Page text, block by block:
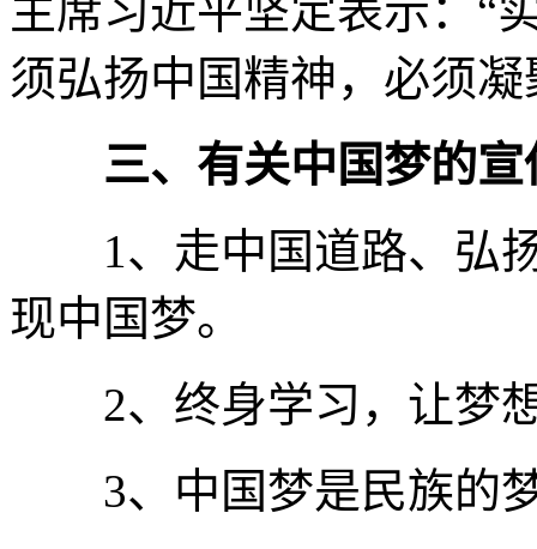
主席习近平坚定表示：“
须弘扬中国精神，必须
三、有关中国梦的宣
1、走中国道路、弘扬
现中国梦。
2、终身学习，让梦
3、中国梦是民族的梦